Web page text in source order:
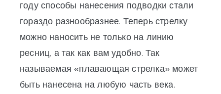
году способы нанесения подводки стали
гораздо разнообразнее. Теперь стрелку
можно наносить не только на линию
ресниц, а так как вам удобно. Так
называемая «плавающая стрелка» может
быть нанесена на любую часть века.